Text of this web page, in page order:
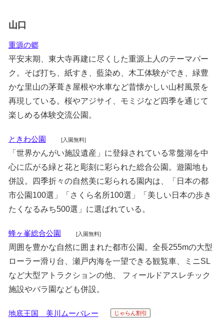
山口
重源の郷
平安末期、東大寺再建に尽くした重源上人のテーマパー
ク。そば打ち、紙すき、藍染め、木工体験ができ、緑豊
かな里山の茅葺き屋根や水車など昔懐かしい山村風景を
再現している。桜やアジサイ、モミジなど四季を通じて
楽しめる体験交流公園。
ときわ公園 [入園無料]
「世界かんがい施設遺産」に登録されている常盤湖を中
心に広がる緑と花と彫刻に彩られた総合公園。遊園地も
併設。四季折々の自然美に彩られる園内は、「日本の都
市公園100選」「さくら名所100選」「美しい日本の歩き
たくなるみち500選」に選ばれている。
蜂ヶ峯総合公園 [入園無料]
周囲を豊かな自然に囲まれた都市公園。全長255mの大型
ローラー滑り台、瀬戸内海を一望できる観覧車、ミニSL
など大型アトラクションの他、 フィールドアスレチック
施設やバラ園なども併設。
地底王国 美川ムーバレー じゃらん割引